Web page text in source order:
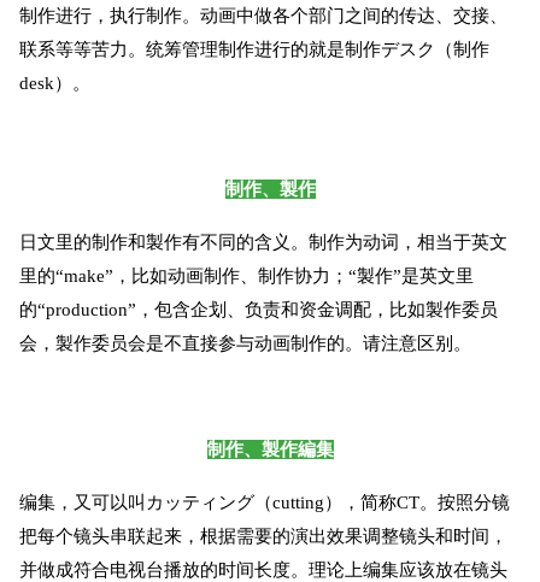
制作进行，执行制作。动画中做各个部门之间的传达、交接、
联系等等苦力。统筹管理制作进行的就是制作デスク（制作
desk）。
制作、製作
日文里的制作和製作有不同的含义。制作为动词，相当于英文
里的“make”，比如动画制作、制作协力；“製作”是英文里
的“production”，包含企划、负责和资金调配，比如製作委员
会，製作委员会是不直接参与动画制作的。请注意区别。
制作、製作編集
编集，又可以叫カッティング（cutting），简称CT。按照分镜
把每个镜头串联起来，根据需要的演出效果调整镜头和时间，
并做成符合电视台播放的时间长度。理论上编集应该放在镜头